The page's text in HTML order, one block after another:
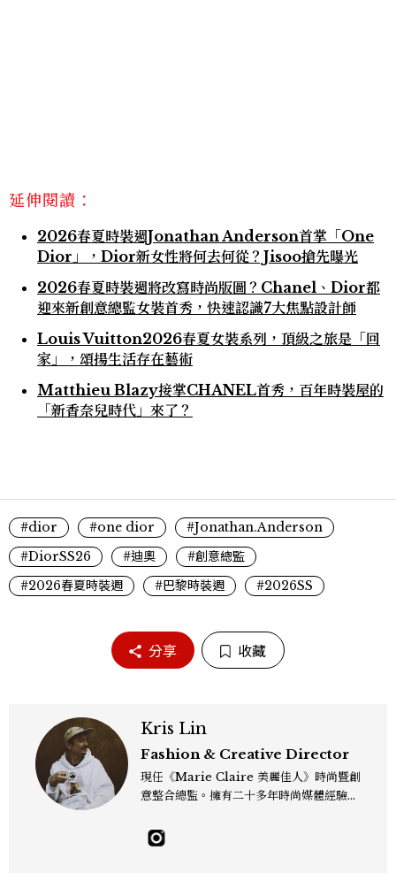
延伸閱讀：
2026春夏時裝週Jonathan Anderson首掌「One
Dior」，Dior新女性將何去何從？Jisoo搶先曝光
2026春夏時裝週將改寫時尚版圖？Chanel、Dior都
迎來新創意總監女裝首秀，快速認識7大焦點設計師
Louis Vuitton2026春夏女裝系列，頂級之旅是「回
家」，頌揚生活存在藝術
Matthieu Blazy接掌CHANEL首秀，百年時裝屋的
「新香奈兒時代」來了？
#dior #one dior
#Jonathan.Anderson
#DiorSS26
#迪奧
#創意總監
#2026春夏時裝週
#巴黎時裝週 #2026SS
分享 收藏
Kris Lin
Fashion & Creative Director
現任《Marie Claire 美麗佳人》時尚暨創
意整合總監。擁有二十多年時尚媒體經驗，
化與情感。喜歡在時尚裡找故事，也習慣用
影像描繪美的力量。工作專長涵蓋秀場報